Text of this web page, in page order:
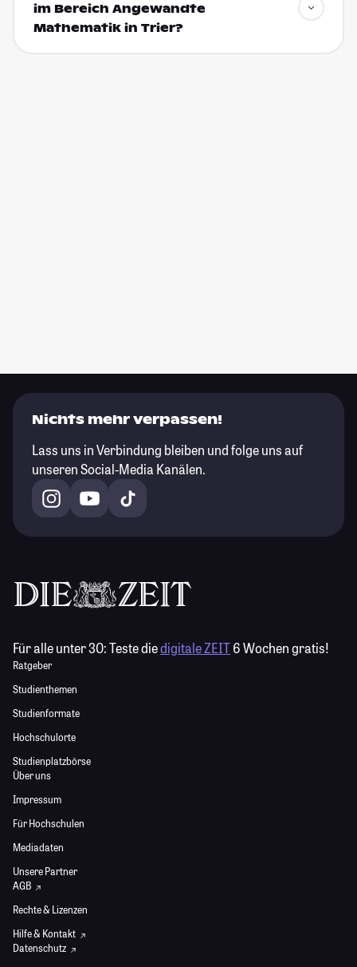
im Bereich Angewandte
Mathematik in Trier?
Nichts mehr verpassen!
Lass uns in Verbindung bleiben und folge uns auf
unseren Social-Media Kanälen.
Für alle unter 30:Teste diedigitale ZEIT6 Wochen gratis!
Ratgeber
Studienthemen
Studienformate
Hochschulorte
Studienplatzbörse
Über uns
Impressum
Für Hochschulen
Mediadaten
Unsere Partner
AGB
Rechte & Lizenzen
Hilfe & Kontakt
Datenschutz